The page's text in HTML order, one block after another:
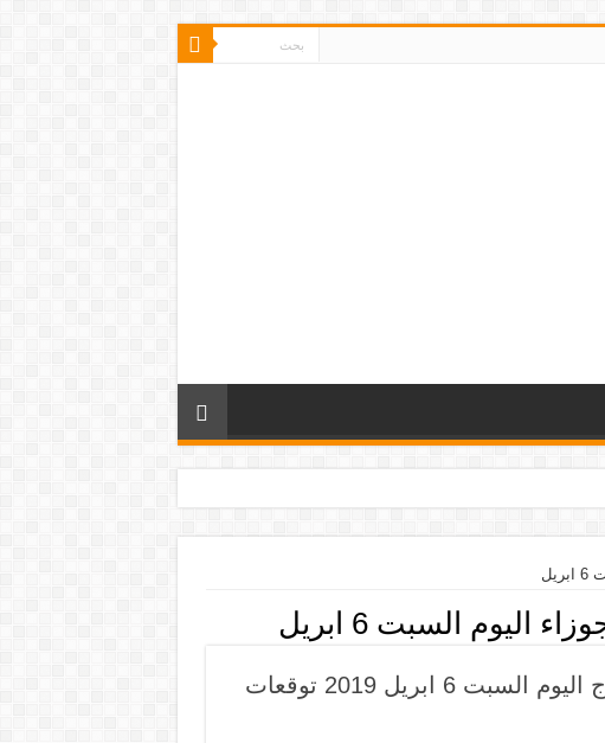
اليوم السبت 6 ابريل
حظك اليوم 6-4-2019 ماغي فرح ابراج اليوم السبت 6 ابريل 2019 توقعات